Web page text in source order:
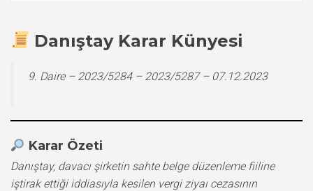
Danıştay Karar Künyesi
9. Daire – 2023/5284 – 2023/5287 – 07.12.2023
Karar Özeti
Danıştay, davacı şirketin sahte belge düzenleme fiiline
iştirak ettiği iddiasıyla kesilen vergi ziyaı cezasının